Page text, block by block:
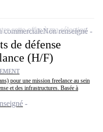
de défense
(H/F)
pour une mission freelance au sein
et des infrastructures. Basée à
commercialeNon renseigné
cette offre à ma sélection